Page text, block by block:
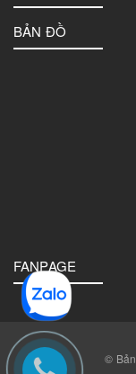
BẢN ĐỒ
FANPAGE
©